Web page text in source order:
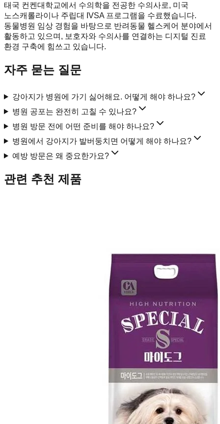
태국 컨켄대학교에서 수의학을 전공한 수의사로, 미국
노스캐롤라이나 주립대 IVSA 프로그램을 수료했습니다.
동물병원 임상 경험을 바탕으로 반려동물 헬스케어 분야에서
활동하고 있으며, 보호자와 수의사를 연결하는 디지털 진료
환경 구축에 힘쓰고 있습니다.
자주 묻는 질문
강아지가 병원에 가기 싫어해요. 어떻게 해야 하나요?
병원 공포는 완전히 고칠 수 있나요?
병원 방문 전에 어떤 준비를 해야 하나요?
병원에서 강아지가 발버둥치면 어떻게 해야 하나요?
예방 방문은 왜 중요한가요?
관련 추천 제품